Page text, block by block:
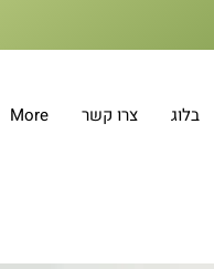
בלוג צרו קשר More